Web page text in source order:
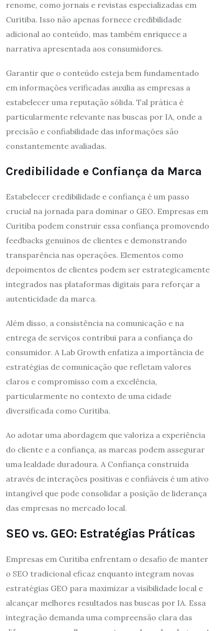
renome, como jornais e revistas especializadas em
Curitiba. Isso não apenas fornece credibilidade
adicional ao conteúdo, mas também enriquece a
narrativa apresentada aos consumidores.
Garantir que o conteúdo esteja bem fundamentado
em informações verificadas auxilia as empresas a
estabelecer uma reputação sólida. Tal prática é
particularmente relevante nas buscas por IA, onde a
precisão e confiabilidade das informações são
constantemente avaliadas.
Credibilidade e Confiança da Marca
Estabelecer credibilidade e confiança é um passo
crucial na jornada para dominar o GEO. Empresas em
Curitiba podem construir essa confiança promovendo
feedbacks genuínos de clientes e demonstrando
transparência nas operações. Elementos como
depoimentos de clientes podem ser estrategicamente
integrados nas plataformas digitais para reforçar a
autenticidade da marca.
Além disso, a consistência na comunicação e na
entrega de serviços contribui para a confiança do
consumidor. A Lab Growth enfatiza a importância de
estratégias de comunicação que refletam valores
claros e compromisso com a excelência,
particularmente no contexto de uma cidade
diversificada como Curitiba.
Ao adotar uma abordagem que valoriza a experiência
do cliente e a confiança, as marcas podem assegurar
uma lealdade duradoura. A Confiança construída
através de interações positivas e confiáveis é um ativo
intangível que pode consolidar a posição de liderança
das empresas no mercado local.
SEO vs. GEO: Estratégias Práticas
Empresas em Curitiba enfrentam o desafio de manter
o SEO tradicional eficaz enquanto integram novas
estratégias GEO para maximizar a visibilidade local e
alcançar melhores resultados nas buscas por IA. Essa
integração demanda uma compreensão clara das